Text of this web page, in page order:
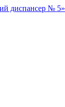
диспансер № 5»